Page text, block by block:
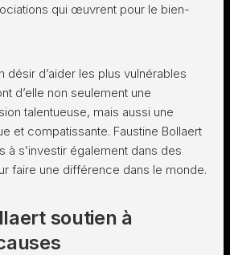
qui œuvrent pour le bien-
désir d’aider les plus vulnérables
d’elle non seulement une
talentueuse, mais aussi une
et compatissante. Faustine Bollaert
à s’investir également dans des
faire une différence dans le monde.
soutien à